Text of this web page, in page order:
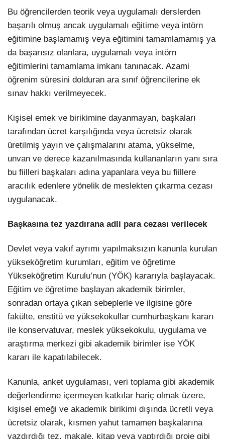
Bu öğrencilerden teorik veya uygulamalı derslerden
başarılı olmuş ancak uygulamalı eğitime veya intörn
eğitimine başlamamış veya eğitimini tamamlamamış ya
da başarısız olanlara, uygulamalı veya intörn
eğitimlerini tamamlama imkanı tanınacak. Azami
öğrenim süresini dolduran ara sınıf öğrencilerine ek
sınav hakkı verilmeyecek.
Kişisel emek ve birikimine dayanmayan, başkaları
tarafından ücret karşılığında veya ücretsiz olarak
üretilmiş yayın ve çalışmalarını atama, yükselme,
unvan ve derece kazanılmasında kullananların yanı sıra
bu fiilleri başkaları adına yapanlara veya bu fiillere
aracılık edenlere yönelik de meslekten çıkarma cezası
uygulanacak.
Başkasına tez yazdırana adli para cezası verilecek
Devlet veya vakıf ayrımı yapılmaksızın kanunla kurulan
yükseköğretim kurumları, eğitim ve öğretime
Yükseköğretim Kurulu’nun (YÖK) kararıyla başlayacak.
Eğitim ve öğretime başlayan akademik birimler,
sonradan ortaya çıkan sebeplerle ve ilgisine göre
fakülte, enstitü ve yüksekokullar cumhurbaşkanı kararı
ile konservatuvar, meslek yüksekokulu, uygulama ve
araştırma merkezi gibi akademik birimler ise YÖK
kararı ile kapatılabilecek.
Kanunla, anket uygulaması, veri toplama gibi akademik
değerlendirme içermeyen katkılar hariç olmak üzere,
kişisel emeği ve akademik birikimi dışında ücretli veya
ücretsiz olarak, kısmen yahut tamamen başkalarına
yazdırdığı tez, makale, kitap veya yaptırdığı proje gibi